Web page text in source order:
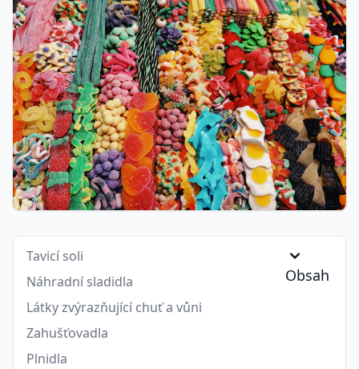
Obsah
Tavicí soli
Náhradní sladidla
Látky zvýrazňující chuť a vůni
Zahušťovadla
Plnidla